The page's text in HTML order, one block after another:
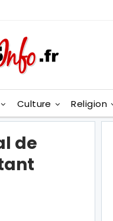
Culture Religion
de